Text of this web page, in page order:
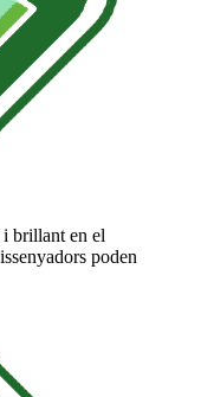
i brillant en el
poden